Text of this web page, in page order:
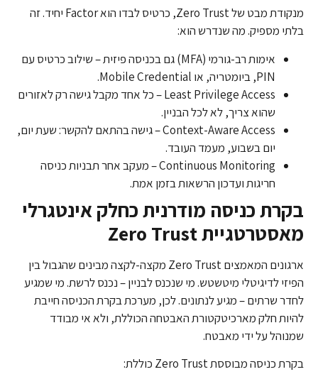
מנקודת מבט של Zero Trust, כרטיס לבדו הוא Factor יחיד. זה
בלתי מספיק. מה שנדרש הוא:
אימות רב-גורמי (MFA) גם בכניסה פיזית – שילוב כרטיס עם
PIN, ביומטריה, או Mobile Credential.
Least Privilege Access – כל אחד מקבל גישה רק לאזורים
שהוא צריך, לא לכל הבניין.
Context-Aware Access – גישה בהתאם להקשר: שעת יום,
יום בשבוע, מעמד העובד.
Continuous Monitoring – מעקב אחר תבניות כניסה
חריגות ועדכון הרשאות בזמן אמת.
בקרת כניסה מודרנית כחלק אינטגרלי
מאסטרטגיית Zero Trust
ארגונים המאמצים Zero Trust מקצה-לקצה מבינים שהגבול בין
הפיזי לדיגיטלי מיטשטש. מי שנכנס לבניין – נכנס לרשת. מי שמגיע
לחדר שרתים – מגיע לנתונים. לכן, מערכת בקרת הכניסה חייבת
להיות חלק מארכיטקטורת האבטחה הכוללת, ולא אי מבודד
שמנוהל על ידי מאבטח.
בקרת כניסה מבוססת Zero Trust כוללת: